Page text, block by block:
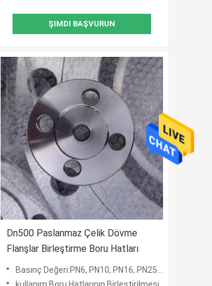
ŞIMDI BAŞVURUN
Dn500 Paslanmaz Çelik Dövme
Flanşlar Birleştirme Boru Hatları
Basınç Değeri:PN6, PN10, PN16, PN25, PN40, PN64, PN100,PN160